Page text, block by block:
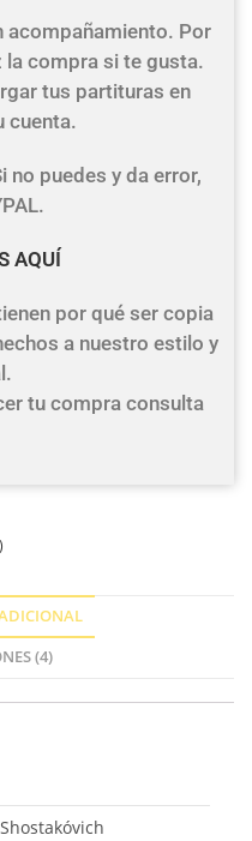
acompañamiento. Por
la compra si te gusta.
tus partituras en
cuenta.
no puedes y da error,
AQUÍ
por qué ser copia
a nuestro estilo y
tu compra consulta
(4)